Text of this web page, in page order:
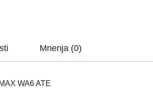
Mnenja (0)
WA6 ATE